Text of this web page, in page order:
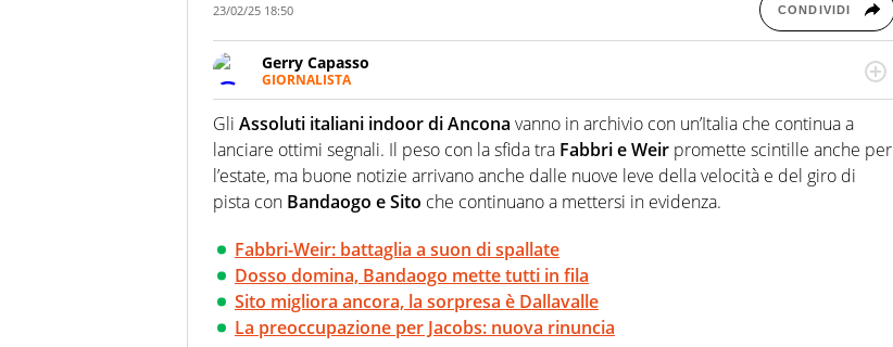
23/02/25 18:50 CONDIVIDI
Gerry Capasso
GIORNALISTA
Per lui gli sport americani non hanno segreti: basket, football, baseball e la capacità
innata di trovare la notizia dove altri non vedono granché
Gli Assoluti italiani indoor di Ancona vanno in archivio con un’Italia che continua a
lanciare ottimi segnali. Il peso con la sfida tra Fabbri e Weir promette scintille anche per
l’estate, ma buone notizie arrivano anche dalle nuove leve della velocità e del giro di
pista con Bandaogo e Sito che continuano a mettersi in evidenza.
Fabbri-Weir: battaglia a suon di spallate
Dosso domina, Bandaogo mette tutti in fila
Sito migliora ancora, la sorpresa è Dallavalle
La preoccupazione per Jacobs: nuova rinuncia